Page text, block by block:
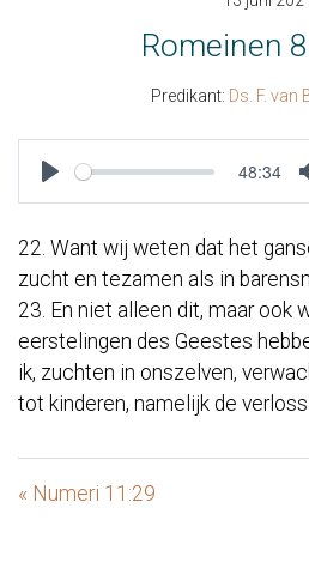
Romeinen
Predikant: Ds. F. van
Play
48:34
22. Want wij weten dat het
zucht en tezamen als in
23. En niet alleen dit, maar ook
eerstelingen des Geestes
ik, zuchten in onszelven,
tot kinderen, namelijk de
« Numeri 11:29